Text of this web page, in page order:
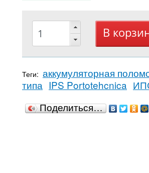
Теги: аккумуляторная
типа IPS Portotehcnica
Поделиться…